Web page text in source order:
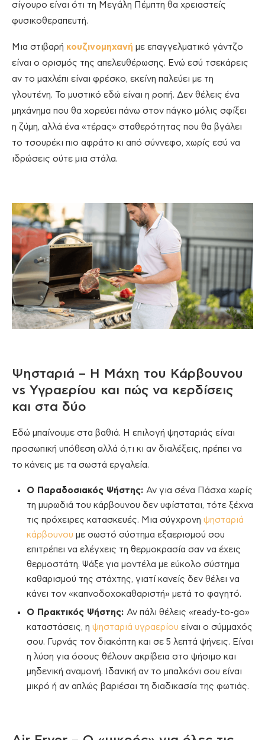
σίγουρο είναι ότι τη Μεγάλη Πέμπτη θα χρειαστείς
φυσικοθεραπευτή.
Μια στιβαρή κουζινομηχανή με επαγγελματικό γάντζο
είναι ο ορισμός της απελευθέρωσης. Ενώ εσύ τσεκάρεις
αν το μαχλέπι είναι φρέσκο, εκείνη παλεύει με τη
γλουτένη. Το μυστικό εδώ είναι η ροπή. Δεν θέλεις ένα
μηχάνημα που θα χορεύει πάνω στον πάγκο μόλις σφίξει
η ζύμη, αλλά ένα «τέρας» σταθερότητας που θα βγάλει
το τσουρέκι πιο αφράτο κι από σύννεφο, χωρίς εσύ να
ιδρώσεις ούτε μια στάλα.
Ψησταριά – Η Μάχη του Κάρβουνου
vs Υγραερίου και πώς να κερδίσεις
και στα δύο
Εδώ μπαίνουμε στα βαθιά. Η επιλογή ψησταριάς είναι
προσωπική υπόθεση αλλά ό,τι κι αν διαλέξεις, πρέπει να
το κάνεις με τα σωστά εργαλεία.
Ο Παραδοσιακός Ψήστης: Αν για σένα Πάσχα χωρίς
τη μυρωδιά του κάρβουνου δεν υφίσταται, τότε ξέχνα
τις πρόχειρες κατασκευές. Μια σύγχρονη ψησταριά
κάρβουνου με σωστό σύστημα εξαερισμού σου
επιτρέπει να ελέγχεις τη θερμοκρασία σαν να έχεις
θερμοστάτη. Ψάξε για μοντέλα με εύκολο σύστημα
καθαρισμού της στάχτης, γιατί κανείς δεν θέλει να
κάνει τον «καπνοδοχοκαθαριστή» μετά το φαγητό.
Ο Πρακτικός Ψήστης: Αν πάλι θέλεις «ready-to-go»
καταστάσεις, η ψησταριά υγραερίου είναι ο σύμμαχός
σου. Γυρνάς τον διακόπτη και σε 5 λεπτά ψήνεις. Είναι
η λύση για όσους θέλουν ακρίβεια στο ψήσιμο και
μηδενική αναμονή. Ιδανική αν το μπαλκόνι σου είναι
μικρό ή αν απλώς βαριέσαι τη διαδικασία της φωτιάς.